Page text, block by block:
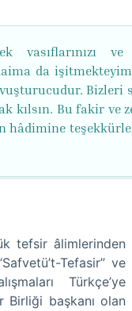
vasıflarınızı ve
da
Bizleri
kılsın. Bu fakir ve
hâdimine
tefsir âlimlerinden
Tefasir” ve
Türkçe’ye
Birliği başkanı olan